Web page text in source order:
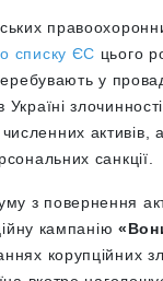
списку ЄС цього
у
активів,
санкції.
з повернення
кампанію
корупційних